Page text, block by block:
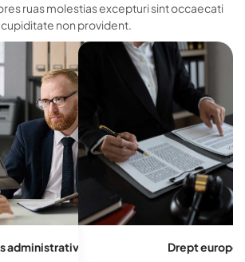
ruas molestias excepturi sint occaecati
cupiditate non provident.
administrativ și fiscal Drept